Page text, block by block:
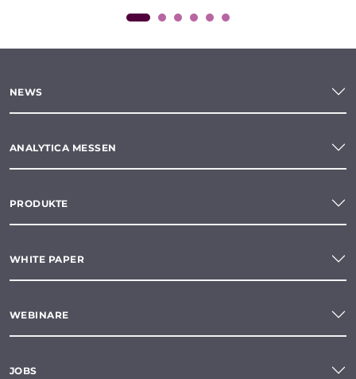
NEWS
ANALYTICA MESSEN
PRODUKTE
WHITE PAPER
WEBINARE
JOBS